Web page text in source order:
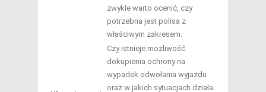
zwykle warto ocenić, czy
potrzebna jest polisa z
właściwym zakresem.
Czy istnieje możliwość
dokupienia ochrony na
wypadek odwołania wyjazdu
oraz w jakich sytuacjach działa.